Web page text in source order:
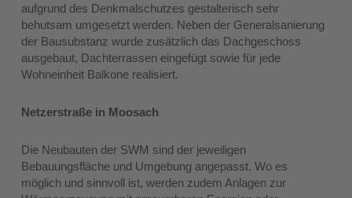
aufgrund des Denkmalschutzes gestalterisch sehr
behutsam umgesetzt werden. Neben der Generalsanierung
der Bausubstanz wurde zusätzlich das Dachgeschoss
ausgebaut, Dachterrassen eingefügt sowie für jede
Wohneinheit Balkone realisiert.
Netzerstraße in Moosach
Die Neubauten der SWM sind der jeweiligen
Bebauungsfläche und Umgebung angepasst. Wo es
möglich und sinnvoll ist, werden zudem Anlagen zur